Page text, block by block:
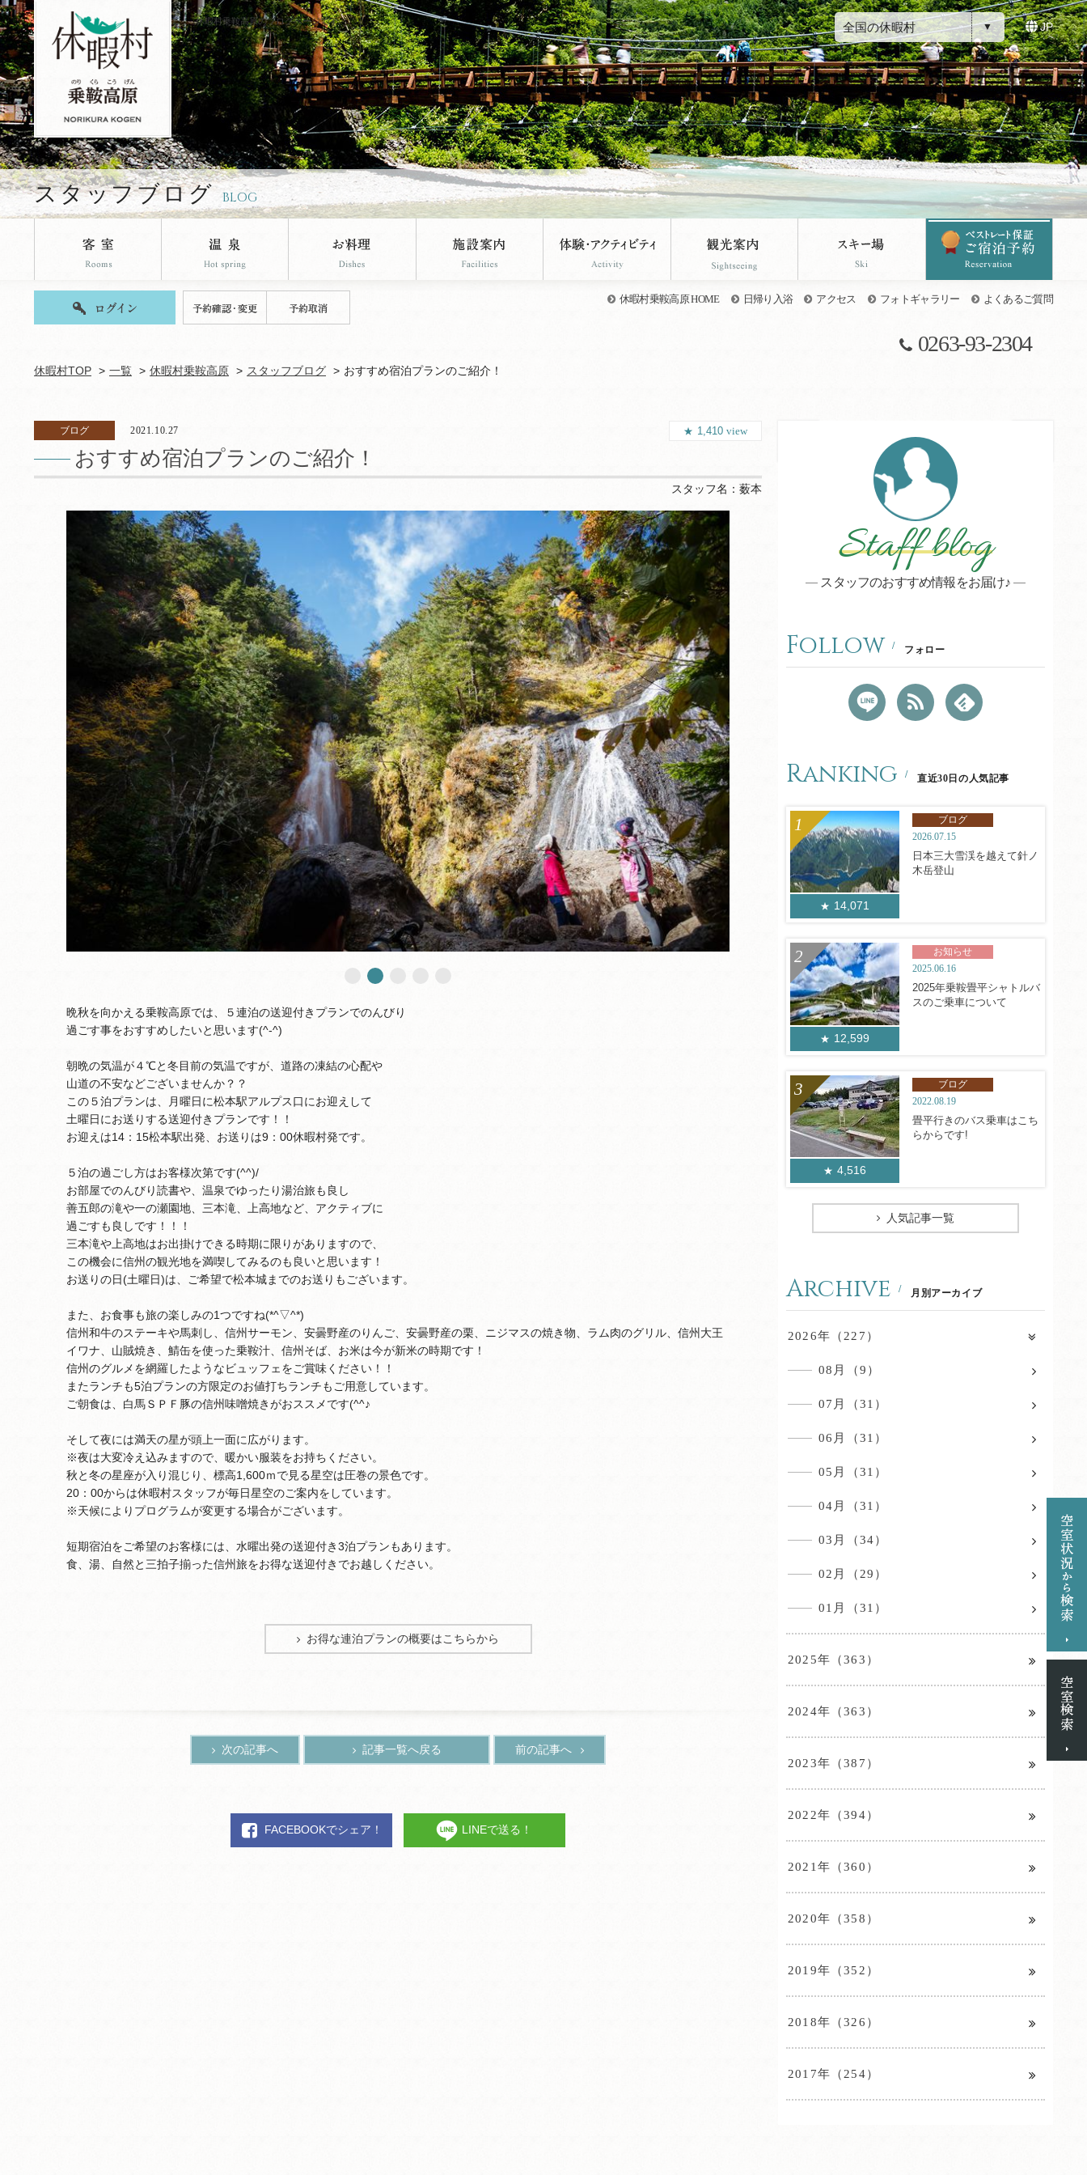
休暇村乗鞍高原のブログページです。 全国の休暇村 JP
スタッフブログ BLOG
休暇村乗鞍高原 HOME 日帰り入浴 アクセス フォトギャラリー よくあるご質問
0263-93-2304
休暇村TOP 一覧 休暇村乗鞍高原 スタッフブログ おすすめ宿泊プランのご紹介！
ブログ 2021.10.27
おすすめ宿泊プランのご紹介！
1,410 view
スタッフ名： 薮本
晩秋を向かえる乗鞍高原では、５連泊の送迎付きプランでのんびり
過ごす事をおすすめしたいと思います(^-^)
朝晩の気温が４℃と冬目前の気温ですが、道路の凍結の心配や
山道の不安などございませんか？？
この５泊プランは、月曜日に松本駅アルプス口にお迎えして
土曜日にお送りする送迎付きプランです！！
お迎えは14：15松本駅出発、お送りは9：00休暇村発です。
５泊の過ごし方はお客様次第です(^^)/
お部屋でのんびり読書や、温泉でゆったり湯治旅も良し
善五郎の滝や一の瀬園地、三本滝、上高地など、アクティブに
過ごすも良しです！！！
三本滝や上高地はお出掛けできる時期に限りがありますので、
この機会に信州の観光地を満喫してみるのも良いと思います！
お送りの日(土曜日)は、ご希望で松本城までのお送りもございます。
また、お食事も旅の楽しみの1つですね(*^▽^*)
信州和牛のステーキや馬刺し、信州サーモン、安曇野産のりんご、安曇野産の栗、ニジマスの焼き物、ラム肉のグリル、信州大王
イワナ、山賊焼き、鯖缶を使った乗鞍汁、信州そば、お米は今が新米の時期です！
信州のグルメを網羅したようなビュッフェをご賞味ください！！
またランチも5泊プランの方限定のお値打ちランチもご用意しています。
ご朝食は、白馬ＳＰＦ豚の信州味噌焼きがおススメです(^^♪
そして夜には満天の星が頭上一面に広がります。
※夜は大変冷え込みますので、暖かい服装をお持ちください。
秋と冬の星座が入り混じり、標高1,600ｍで見る星空は圧巻の景色です。
20：00からは休暇村スタッフが毎日星空のご案内をしています。
※天候によりプログラムが変更する場合がございます。
短期宿泊をご希望のお客様には、水曜出発の送迎付き3泊プランもあります。
食、湯、自然と三拍子揃った信州旅をお得な送迎付きでお越しください。
お得な連泊プランの概要はこちらから
次の記事へ 記事一覧へ戻る 前の記事へ
FACEBOOKでシェア！ LINEで送る！
Staff blog
スタッフのおすすめ情報をお届け♪
Follow フォロー
Ranking 直近30日の人気記事
14,071
ブログ
2026.07.15
日本三大雪渓を越えて針ノ
木岳登山
12,599
お知らせ
2025.06.16
2025年乗鞍畳平シャトルバ
スのご乗車について
4,516
ブログ
2022.08.19
畳平行きのバス乗車はこち
らからです!
人気記事一覧
Archive 月別アーカイブ
2026年（227）
08月（9）
07月（31）
06月（31）
05月（31）
04月（31）
03月（34）
02月（29）
01月（31）
2025年（363）
2024年（363）
2023年（387）
2022年（394）
2021年（360）
2020年（358）
2019年（352）
2018年（326）
2017年（254）